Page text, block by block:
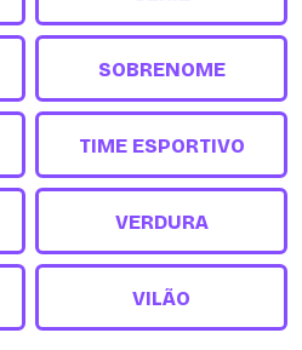
SOBRENOME
TIME ESPORTIVO
VERDURA
VILÃO